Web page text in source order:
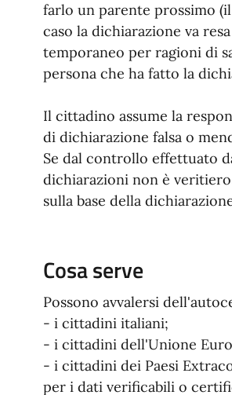
farlo un parente prossimo
caso la dichiarazione va
temporaneo per ragioni di
persona che ha fatto la
Il cittadino assume la
di dichiarazione falsa o
Se dal controllo effettuato
dichiarazioni non è
sulla base della
Cosa serve
Possono avvalersi
- i cittadini italiani;
- i cittadini dell'Unione
- i cittadini dei Paesi
per i dati verificabili o